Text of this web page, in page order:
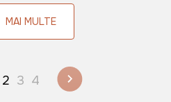
MAI MULTE
2 3 4